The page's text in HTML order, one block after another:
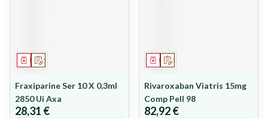
Sur prescription
Médicament
Fraxiparine Ser 10 X 0,3ml
2850 Ui Axa
28,31 €
Sur prescription
Médicament
Rivaroxaban Viatris 15mg
Comp Pell 98
82,92 €